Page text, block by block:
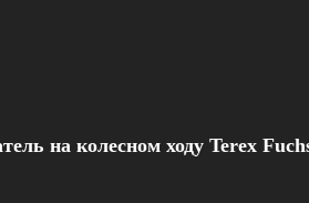
на колесном ходу Terex